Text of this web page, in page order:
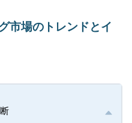
市場のトレンドとイ